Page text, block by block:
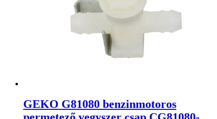
GEKO G81080 benzinmotoros